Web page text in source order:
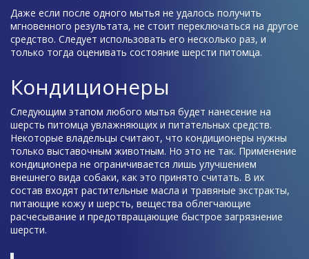
Даже если после одного мытья не удалось получить
мгновенного результата, не стоит переключаться на другое
средство. Следует использовать его несколько раз, и
только тогда оценивать состояние шерсти питомца.
Кондиционеры
Следующим этапом любого мытья будет нанесение на
шерсть питомца увлажняющих и питательных средств.
Некоторые владельцы считают, что кондиционеры нужны
только выставочным животным. Но это не так. Применение
кондиционера не ограничивается лишь улучшением
внешнего вида собаки, как это принято считать. В их
состав входят растительные масла и травяные экстракты,
питающие кожу и шерсть, вещества облегчающие
расчесывание и предотвращающие быстрое загрязнение
шерсти.